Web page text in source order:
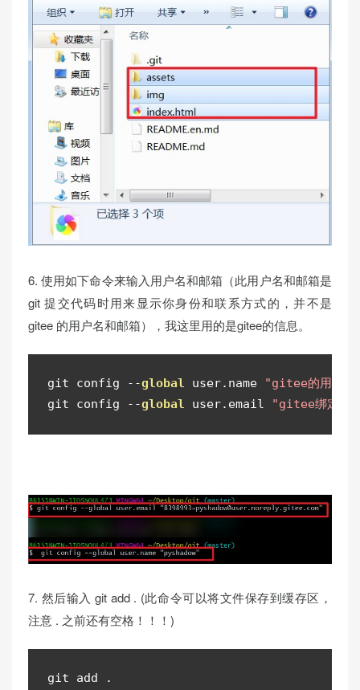
6. 使用如下命令来输入用户名和邮箱（此用户名和邮箱是
git 提交代码时用来显示你身份和联系方式的，并不是
gitee 的用户名和邮箱），我这里用的是gitee的信息。
git config --global user. name
"gitee的用户
git config
--global user. email "gitee绑定的
7. 然后输入 git add . (此命令可以将文件保存到缓存区，
注意 . 之前还有空格！！！)
git add .